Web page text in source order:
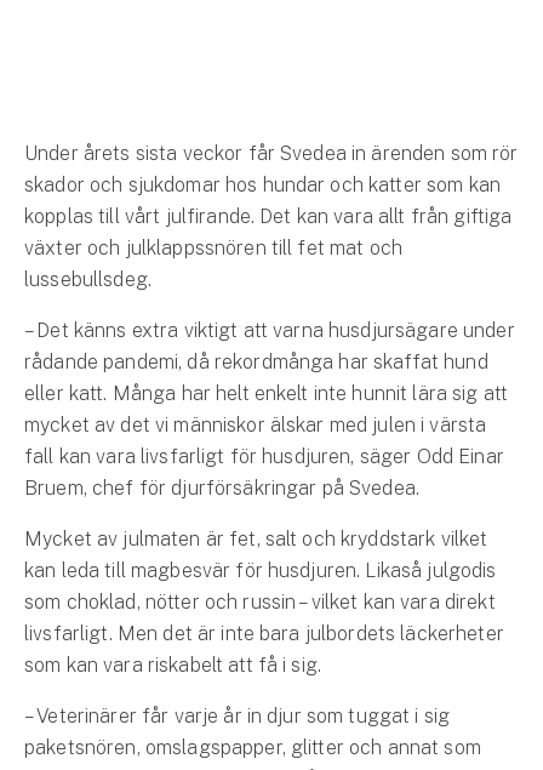
Hundförsäkring
Jakthundsförsäkring
Kattförsäkring
Djurförsäkring
Hem & hus
Hemförsäkring
Villaförsäkring
Bostadsrättsförsäkring
Företag
Under årets sista veckor får Svedea in ärenden som rör
skador och sjukdomar hos hundar och katter som kan
kopplas till vårt julfirande. Det kan vara allt från giftiga
växter och julklappssnören till fet mat och
lussebullsdeg.
– Det känns extra viktigt att varna husdjursägare under
rådande pandemi, då rekordmånga har skaffat hund
eller katt. Många har helt enkelt inte hunnit lära sig att
mycket av det vi människor älskar med julen i värsta
fall kan vara livsfarligt för husdjuren, säger Odd Einar
Bruem, chef för djurförsäkringar på Svedea.
Mycket av julmaten är fet, salt och kryddstark vilket
kan leda till magbesvär för husdjuren. Likaså julgodis
som choklad, nötter och russin – vilket kan vara direkt
livsfarligt. Men det är inte bara julbordets läckerheter
som kan vara riskabelt att få i sig.
– Veterinärer får varje år in djur som tuggat i sig
paketsnören, omslagspapper, glitter och annat som